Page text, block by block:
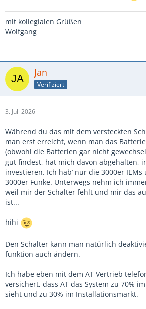
mit kollegialen Grüßen
Wolfgang
Jan
Verifiziert
3. Juli 2026
Während du das mit dem versteckten
man erst erreicht, wenn man das
(obwohl die Batterien gar nicht
gut findest, hat mich davon abgehalten,
investieren. Ich hab’ nur die 3000er
3000er Funke. Unterwegs nehm ich
weil mir der Schalter fehlt und mir das
ist...
hihi
Den Schalter kann man natürlich
funktion auch ändern.
Ich habe eben mit dem AT Vertrieb
versichert, dass AT das System zu 70%
sieht und zu 30% im Installationsmarkt.